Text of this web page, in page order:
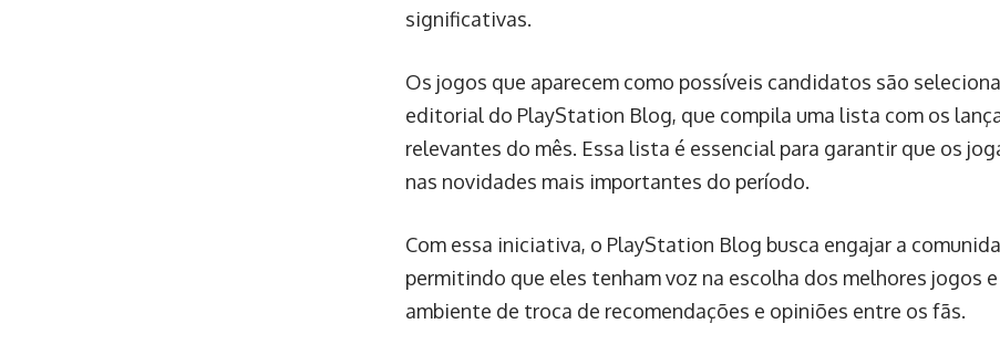
significativas.
Os jogos que aparecem como possíveis candidatos são
editorial do PlayStation Blog, que compila uma lista com os
relevantes do mês. Essa lista é essencial para garantir que os
nas novidades mais importantes do período.
Com essa iniciativa, o PlayStation Blog busca engajar a
permitindo que eles tenham voz na escolha dos melhores jogos
ambiente de troca de recomendações e opiniões entre os fãs.